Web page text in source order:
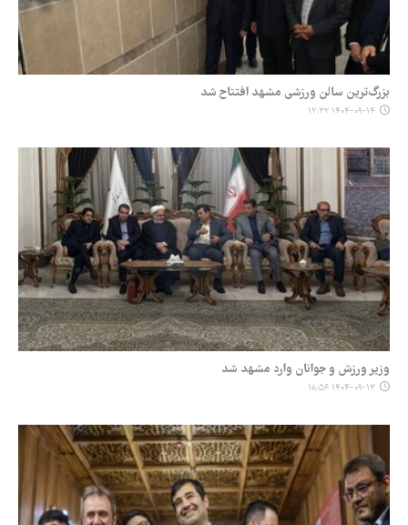
بزرگ‌ترین سالن ورزشی مشهد افتتاح شد
۱۴۰۴-۰۹-۱۴ ۱۲:۳۲
وزیر ورزش و جوانان وارد مشهد شد
۱۴۰۴-۰۹-۱۳ ۱۸:۵۶